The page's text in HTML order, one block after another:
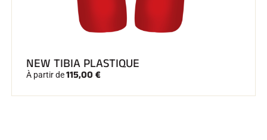
NEW TIBIA PLASTIQUE
À partir de115,00 €